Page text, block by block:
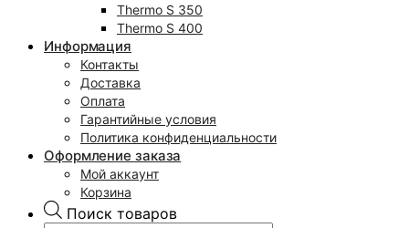
Thermo S 350
Thermo S 400
Информация
Контакты
Доставка
Оплата
Гарантийные условия
Политика конфиденциальности
Оформление заказа
Мой аккаунт
Корзина
Поиск товаров